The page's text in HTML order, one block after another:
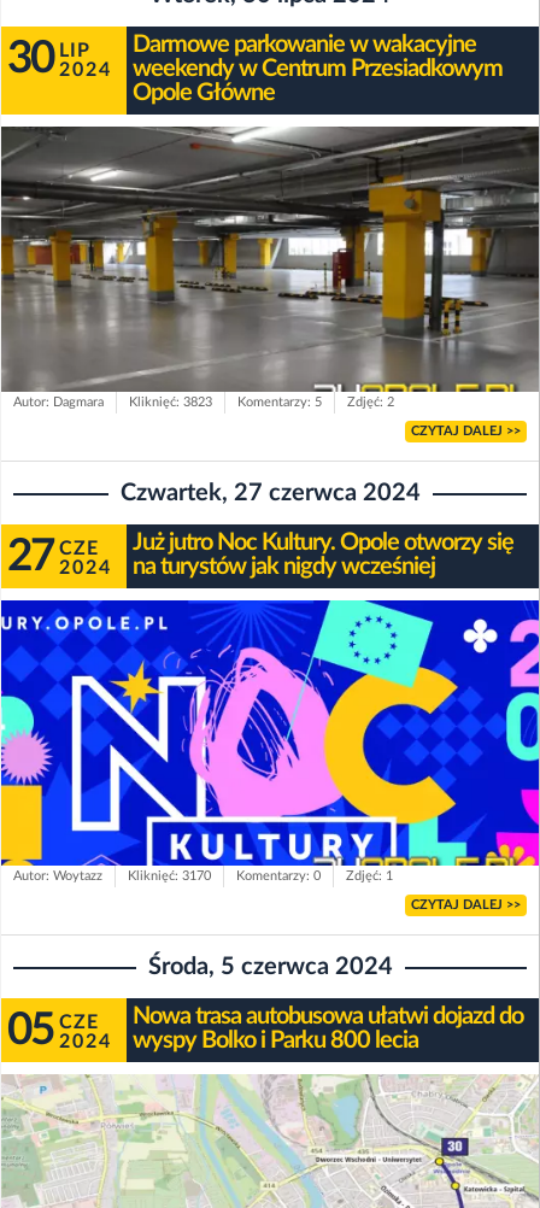
30 LIP
2024
Darmowe parkowanie w wakacyjne
weekendy w Centrum Przesiadkowym
Opole Główne
Autor: Dagmara Kliknięć: 3823 Komentarzy: 5 Zdjęć: 2
CZYTAJ DALEJ >>
Czwartek, 27 czerwca 2024
27 CZE
2024
Już jutro Noc Kultury. Opole otworzy się
na turystów jak nigdy wcześniej
Autor: Woytazz Kliknięć: 3170 Komentarzy: 0 Zdjęć: 1
CZYTAJ DALEJ >>
Środa, 5 czerwca 2024
05 CZE
2024
Nowa trasa autobusowa ułatwi dojazd do
wyspy Bolko i Parku 800 lecia